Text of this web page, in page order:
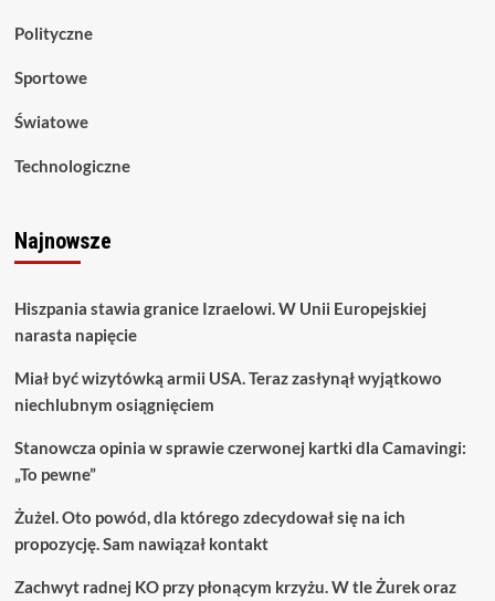
Polityczne
Sportowe
Światowe
Technologiczne
Najnowsze
Hiszpania stawia granice Izraelowi. W Unii Europejskiej
narasta napięcie
Miał być wizytówką armii USA. Teraz zasłynął wyjątkowo
niechlubnym osiągnięciem
Stanowcza opinia w sprawie czerwonej kartki dla Camavingi:
„To pewne”
Żużel. Oto powód, dla którego zdecydował się na ich
propozycję. Sam nawiązał kontakt
Zachwyt radnej KO przy płonącym krzyżu. W tle Żurek oraz